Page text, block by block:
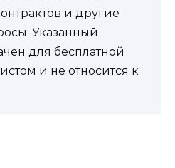
и другие
Указанный
для бесплатной
и не относится к